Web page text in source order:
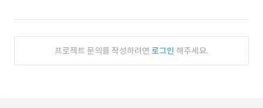
프로젝트 문의를 작성하려면 로그인 해주세요.